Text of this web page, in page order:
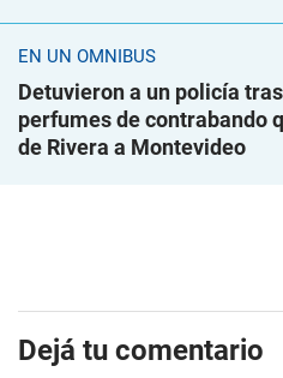
EN UN ÓMNIBUS
Detuvieron a un policía
perfumes de contrabando
de Rivera a Montevideo
Dejá tu comentario